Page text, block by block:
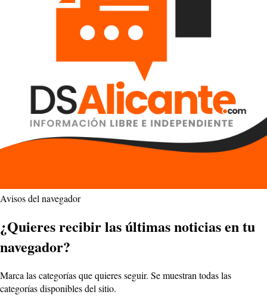
Avisos del navegador
¿Quieres recibir las últimas noticias en tu
navegador?
Marca las categorías que quieres seguir. Se muestran todas las
categorías disponibles del sitio.